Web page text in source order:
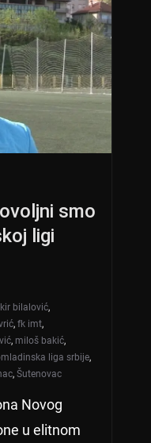
smo
ligi
bilalović,
, fk imt,
, miloš bakić,
liga srbije,
, Šutenovac
Novog
u elitnom